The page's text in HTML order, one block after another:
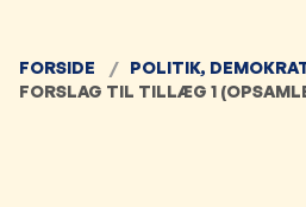
FORSIDE POLITIK,
FORSLAG TIL TILLÆG 1